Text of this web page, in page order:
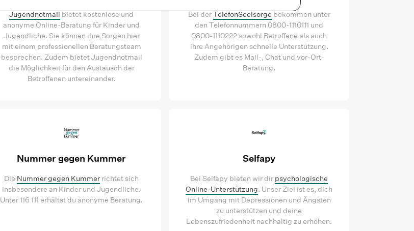
Jugendnotmailbietet kostenlose und
anonyme Online-Beratung für Kinder und
Jugendliche. Sie können ihre Sorgen hier
mit einem professionellen Beratungsteam
besprechen. Zudem bietet Jugendnotmail
die Möglichkeit für den Austausch der
Betroffenen untereinander.
Bei derTelefonSeelsorgebekommen unter
den Telefonnummern 0800-1110111 und
0800-1110222 sowohl Betroffene als auch
ihre Angehörigen schnelle Unterstützung.
Zudem gibt es Mail-, Chat und vor-Ort-
Beratung.
Nummer gegen Kummer
Die Nummer gegen Kummerrichtet sich
insbesondere an Kinder und Jugendliche.
Unter 116 111 erhältst du anonyme Beratung.
Selfapy
Bei Selfapy bieten wir dir psychologische
Online-Unterstützung. Unser Ziel ist es, dich
im Umgang mit Depressionen und Ängsten
zu unterstützen und deine
Lebenszufriedenheit nachhaltig zu erhöhen.